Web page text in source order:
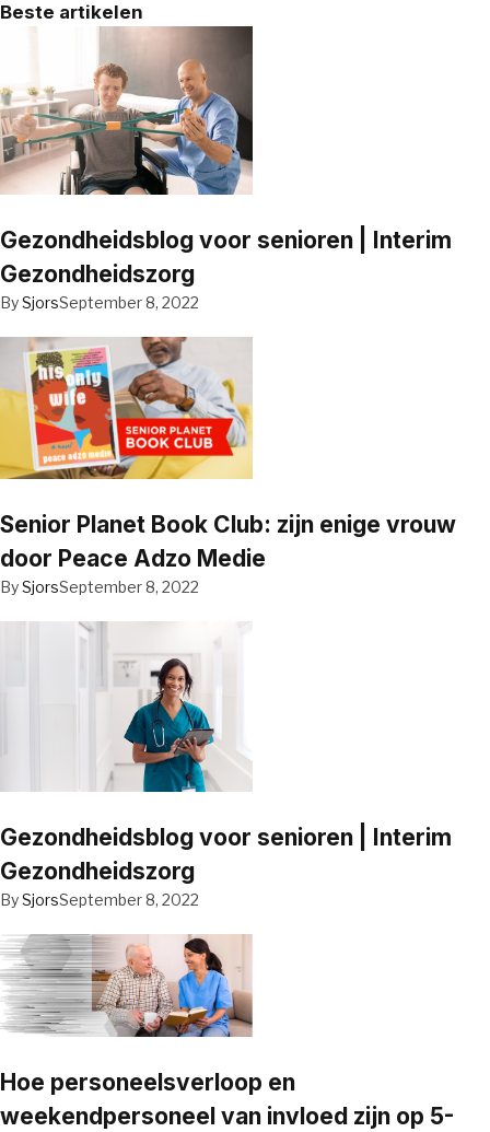
Beste artikelen
Gezondheidsblog voor senioren | Interim
Gezondheidszorg
BySjorsSeptember 8, 2022
Senior Planet Book Club: zijn enige vrouw
door Peace Adzo Medie
BySjorsSeptember 8, 2022
Gezondheidsblog voor senioren | Interim
Gezondheidszorg
BySjorsSeptember 8, 2022
Hoe personeelsverloop en
weekendpersoneel van invloed zijn op 5-